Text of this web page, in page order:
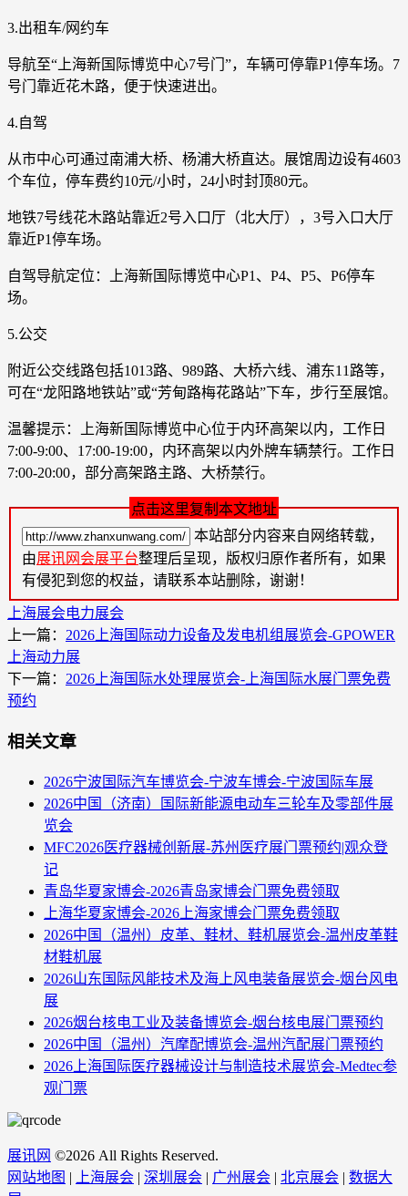
3.出租车/网约车
导航至“上海新国际博览中心7号门”，车辆可停靠P1停车场。7
号门靠近花木路，便于快速进出。
4.自驾
从市中心可通过南浦大桥、杨浦大桥直达。展馆周边设有4603
个车位，停车费约10元/小时，24小时封顶80元。
地铁7号线花木路站靠近2号入口厅（北大厅），3号入口大厅
靠近P1停车场。
自驾导航定位：上海新国际博览中心P1、P4、P5、P6停车
场。
5.公交
附近公交线路包括1013路、989路、大桥六线、浦东11路等，
可在“龙阳路地铁站”或“芳甸路梅花路站”下车，步行至展馆。
温馨提示：上海新国际博览中心位于内环高架以内，工作日
7:00-9:00、17:00-19:00，内环高架以内外牌车辆禁行。工作日
7:00-20:00，部分高架路主路、大桥禁行。
点击这里复制本文地址
本站部分内容来自网络转载，
由展讯网会展平台整理后呈现，版权归原作者所有，如果
有侵犯到您的权益，请联系本站删除，谢谢！
上海展会电力展会
上一篇： 2026上海国际动力设备及发电机组展览会-GPOWER
上海动力展
下一篇： 2026上海国际水处理展览会-上海国际水展门票免费
预约
相关文章
2026宁波国际汽车博览会-宁波车博会-宁波国际车展
2026中国（济南）国际新能源电动车三轮车及零部件展
览会
MFC2026医疗器械创新展-苏州医疗展门票预约|观众登
记
青岛华夏家博会-2026青岛家博会门票免费领取
上海华夏家博会-2026上海家博会门票免费领取
2026中国（温州）皮革、鞋材、鞋机展览会-温州皮革鞋
材鞋机展
2026山东国际风能技术及海上风电装备展览会-烟台风电
展
2026烟台核电工业及装备博览会-烟台核电展门票预约
2026中国（温州）汽摩配博览会-温州汽配展门票预约
2026上海国际医疗器械设计与制造技术展览会-Medtec参
观门票
展讯网 ©2026 All Rights Reserved.
网站地图 | 上海展会 | 深圳展会 | 广州展会 | 北京展会 | 数据大